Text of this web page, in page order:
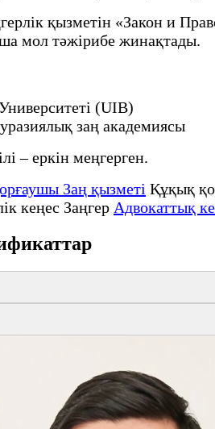
қызметін «Закон и
мол тәжірибе жинақтады.
(UIB)
заң академиясы
– еркін меңгерген.
Заң қызметі Құқық
кеңес Заңгер Адвокаттық